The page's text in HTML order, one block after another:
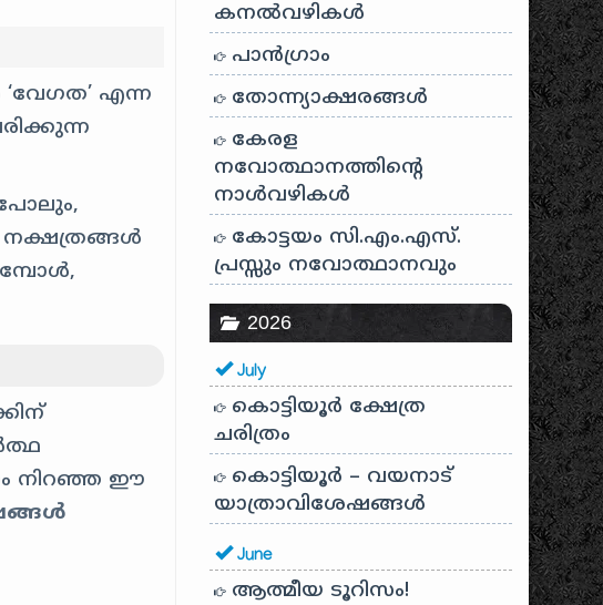
എന്ന
പോലും,
നക്ഷത്രങ്ങൾ
നിറഞ്ഞ ഈ
കനൽവഴികൾ
പാന്‍ഗ്രാം
തോന്ന്യാക്ഷരങ്ങള്‍
കേരള
നവോത്ഥാനത്തിന്റെ
നാൾവഴികൾ
കോട്ടയം സി.എം.എസ്.
പ്രസ്സും നവോത്ഥാനവും
2026
July
കൊട്ടിയൂർ ക്ഷേത്ര
ചരിത്രം
കൊട്ടിയൂർ – വയനാട്
യാത്രാവിശേഷങ്ങൾ
June
ആത്മീയ ടൂറിസം!